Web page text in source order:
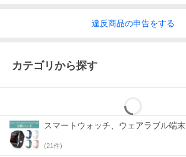
違反商品の申告をする
カテゴリから探す
スマートウォッチ、ウェアラブル端末
(21件)